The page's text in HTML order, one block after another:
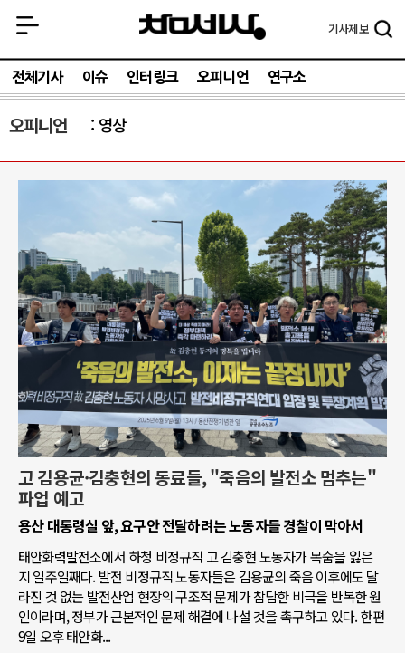
기사제보
전체기사 이슈 인터링크 오피니언 연구소
오피니언 영상
고 김용균·김충현의 동료들, "죽음의 발전소 멈추는"
파업 예고
용산 대통령실 앞, 요구안 전달하려는 노동자들 경찰이 막아서
태안화력발전소에서 하청 비정규직 고 김충현 노동자가 목숨을 잃은
지 일주일째다. 발전 비정규직 노동자들은 김용균의 죽음 이후에도 달
라진 것 없는 발전산업 현장의 구조적 문제가 참담한 비극을 반복한 원
인이라며, 정부가 근본적인 문제 해결에 나설 것을 촉구하고 있다. 한편
9일 오후 태안화...